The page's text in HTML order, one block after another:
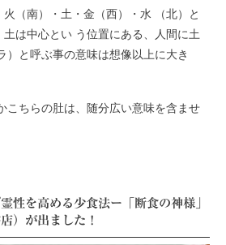
（南）・土・金（西）・水 （北）と
は中心とい う位置にある、人間に土
）と呼ぶ事の意味は想像以上に大き
ちらの肚は、随分広い意味を含ませ
性を高める少食法ー「断食の神様」
）が出ました！